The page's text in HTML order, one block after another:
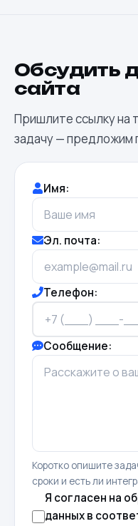
Обсудить
сайта
Пришлите ссылку на
задачу — предложим
Имя:
Эл. почта:
Телефон:
Сообщение:
Коротко опишите
сроки и есть ли
Я согласен на
данных в